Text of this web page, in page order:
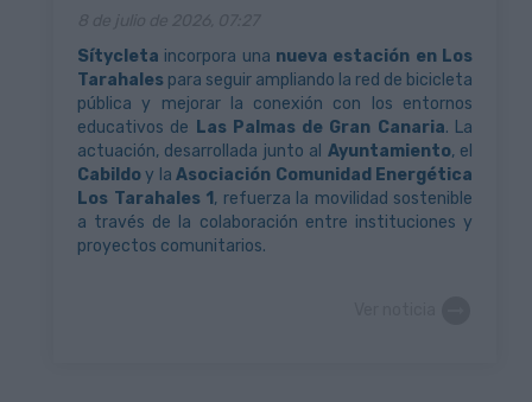
Sítycleta incorpora una nueva estación en Los
Tarahales para seguir ampliando la red de bicicleta
pública y mejorar la conexión con los entornos
educativos de Las Palmas de Gran Canaria. La
actuación, desarrollada junto al Ayuntamiento, el
Cabildoy la Asociación Comunidad Energética
Los Tarahales 1 , refuerza la movilidad sostenible
a través de la colaboración entre instituciones y
proyectos comunitarios.